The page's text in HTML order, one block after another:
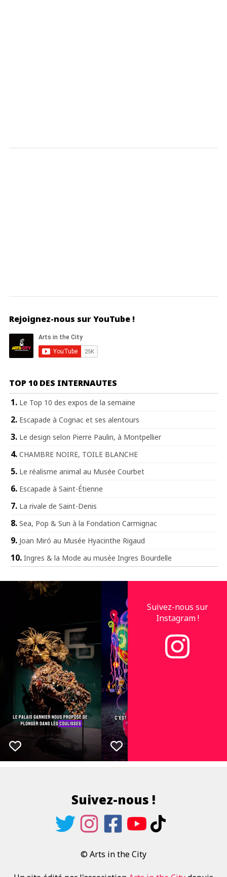
Rejoignez-nous sur YouTube !
TOP 10 DES INTERNAUTES
Le Top 10 des expos de la semaine
Escapade à Cognac et ses alentours
Le design selon Pierre Paulin, à Montpellier
CHAMBRE NOIRE, TOILE BLANCHE
Le réalisme animal au Musée Courbet
Escapade à Saint-Étienne
La rivale de Saint-Denis
Sea, Pop & Sun à la Fondation Carmignac
Joan Miró au Musée Hyacinthe Rigaud
Ingres & la Mode au musée Ingres Bourdelle
Suivez-nous sur
Instagram !
Suivez-nous !
© Arts in the City